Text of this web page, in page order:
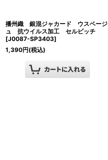
播州織 銀混ジャカード ウスベージ
ュ 抗ウイルス加工 セルビッチ
[J0087-SP3403]
1,390円(税込)